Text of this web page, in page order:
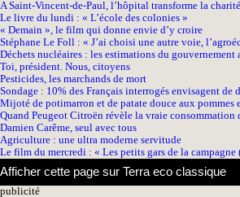
A Saint-Vincent-de-Paul, l’hôpital transforme la charité
Le livre du lundi : « L’école des colonies »
« Demain », le film qui donne envie d’y croire
Stéphane Le Foll : « J’ai choisi une autre voie,
Déchets nucléaires : les estimations du gouvernement
Toi, président. Nous, citoyens
Pesticides, les marchands de mort
Sondage : 10% des Français interrogés envisagent de
Mijoté de potimarron et de patate douce aux pommes
Quand Peugeot Citroën révèle la vraie consommation
Damien Carême, seul avec tous
Agriculture : une ultra moderne servitude
Le film du mercredi : « Les petits gars de la campagne
Afficher cette page sur Terra eco classique
publicité